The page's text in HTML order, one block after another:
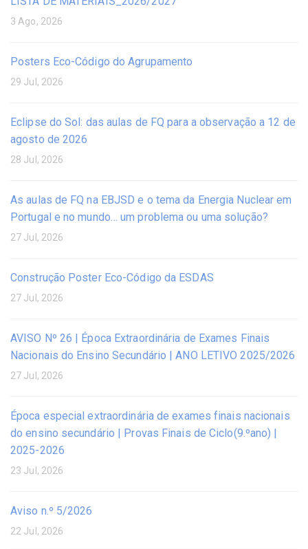
3 Ago, 2026
Posters Eco-Código do Agrupamento
29 Jul, 2026
Eclipse do Sol: das aulas de FQ para a observação a 12 de
agosto de 2026
28 Jul, 2026
As aulas de FQ na EBJSD e o tema da Energia Nuclear em
Portugal e no mundo… um problema ou uma solução?
27 Jul, 2026
Construção Poster Eco-Código da ESDAS
27 Jul, 2026
AVISO Nº 26 | Época Extraordinária de Exames Finais
Nacionais do Ensino Secundário | ANO LETIVO 2025/2026
27 Jul, 2026
Época especial extraordinária de exames finais nacionais
do ensino secundário | Provas Finais de Ciclo(9.ºano) |
2025-2026
23 Jul, 2026
Aviso n.º 5/2026
22 Jul, 2026